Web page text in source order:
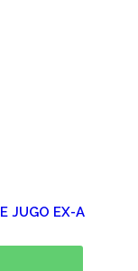
JUGO EX-A